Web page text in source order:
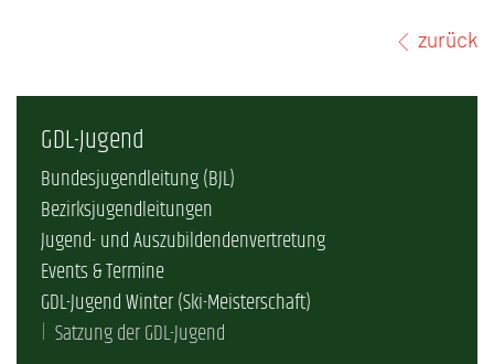
zurück
GDL-Jugend
Bundesjugendleitung (BJL)
Bezirksjugendleitungen
Jugend- und Auszubildendenvertretung
Events & Termine
GDL-Jugend Winter (Ski-Meisterschaft)
Satzung der GDL-Jugend